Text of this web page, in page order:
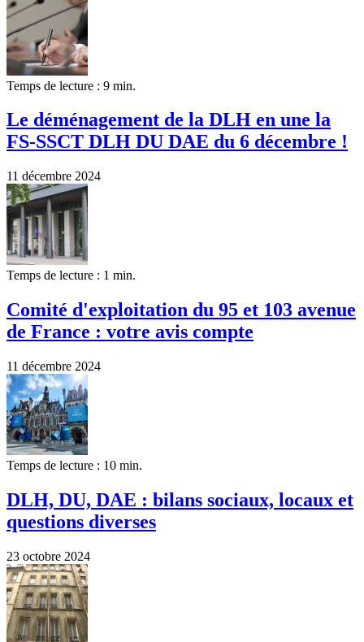
Temps de lecture : 9 min.
Le déménagement de la DLH en une la
FS-SSCT DLH DU DAE du 6 décembre !
11 décembre 2024
Temps de lecture : 1 min.
Comité d'exploitation du 95 et 103 avenue
de France : votre avis compte
11 décembre 2024
Temps de lecture : 10 min.
DLH, DU, DAE : bilans sociaux, locaux et
questions diverses
23 octobre 2024